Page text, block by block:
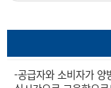
-공급자와 소비자가 양